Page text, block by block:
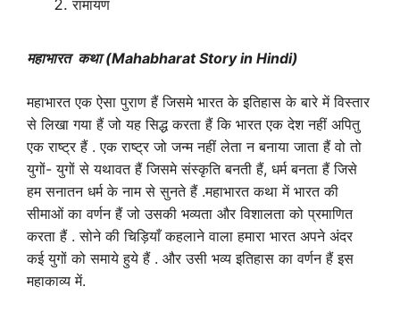
रामायण
महाभारत कथा (Mahabharat Story in Hindi)
महाभारत एक ऐसा पुराण हैं जिसमे भारत के इतिहास के बारे में विस्तार
से लिखा गया हैं जो यह सिद्ध करता हैं कि भारत एक देश नहीं अपितु
एक राष्ट्र हैं . एक राष्ट्र जो जन्म नहीं लेता न बनाया जाता हैं वो तो
युगों- युगों से यथावत हैं जिसमे संस्कृति बनती हैं, धर्म बनता हैं जिसे
हम सनातन धर्म के नाम से सुनते हैं .महाभारत कथा में भारत की
सीमाओं का वर्णन हैं जो उसकी भव्यता और विशालता को प्रमाणित
करता हैं . सोने की चिड़ियाँ कहलाने वाला हमारा भारत अपने अंदर
कई युगों को समाये हुये हैं . और उसी भव्य इतिहास का वर्णन हैं इस
महाकाव्य में.